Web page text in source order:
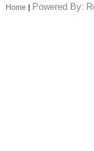
Home | Powered By: